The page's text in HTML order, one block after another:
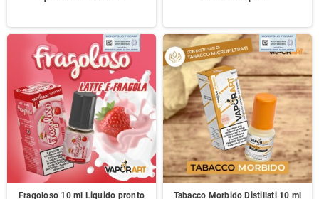
Fragoloso 10 ml Liquido pronto
Tabacco Morbido Distillati 10 ml